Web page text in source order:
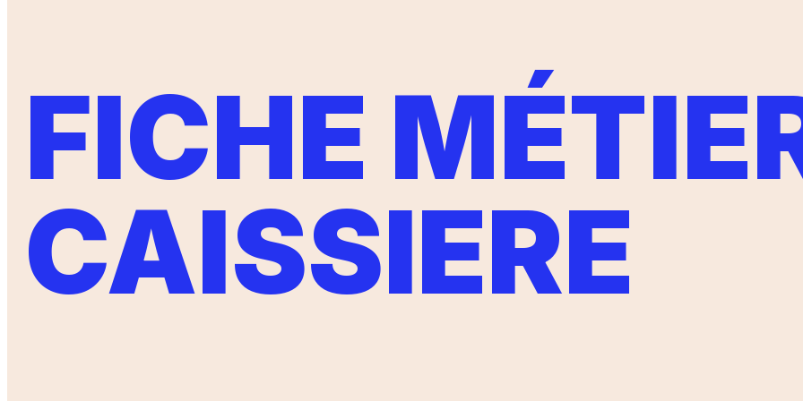
FICHE
CAISSIERE